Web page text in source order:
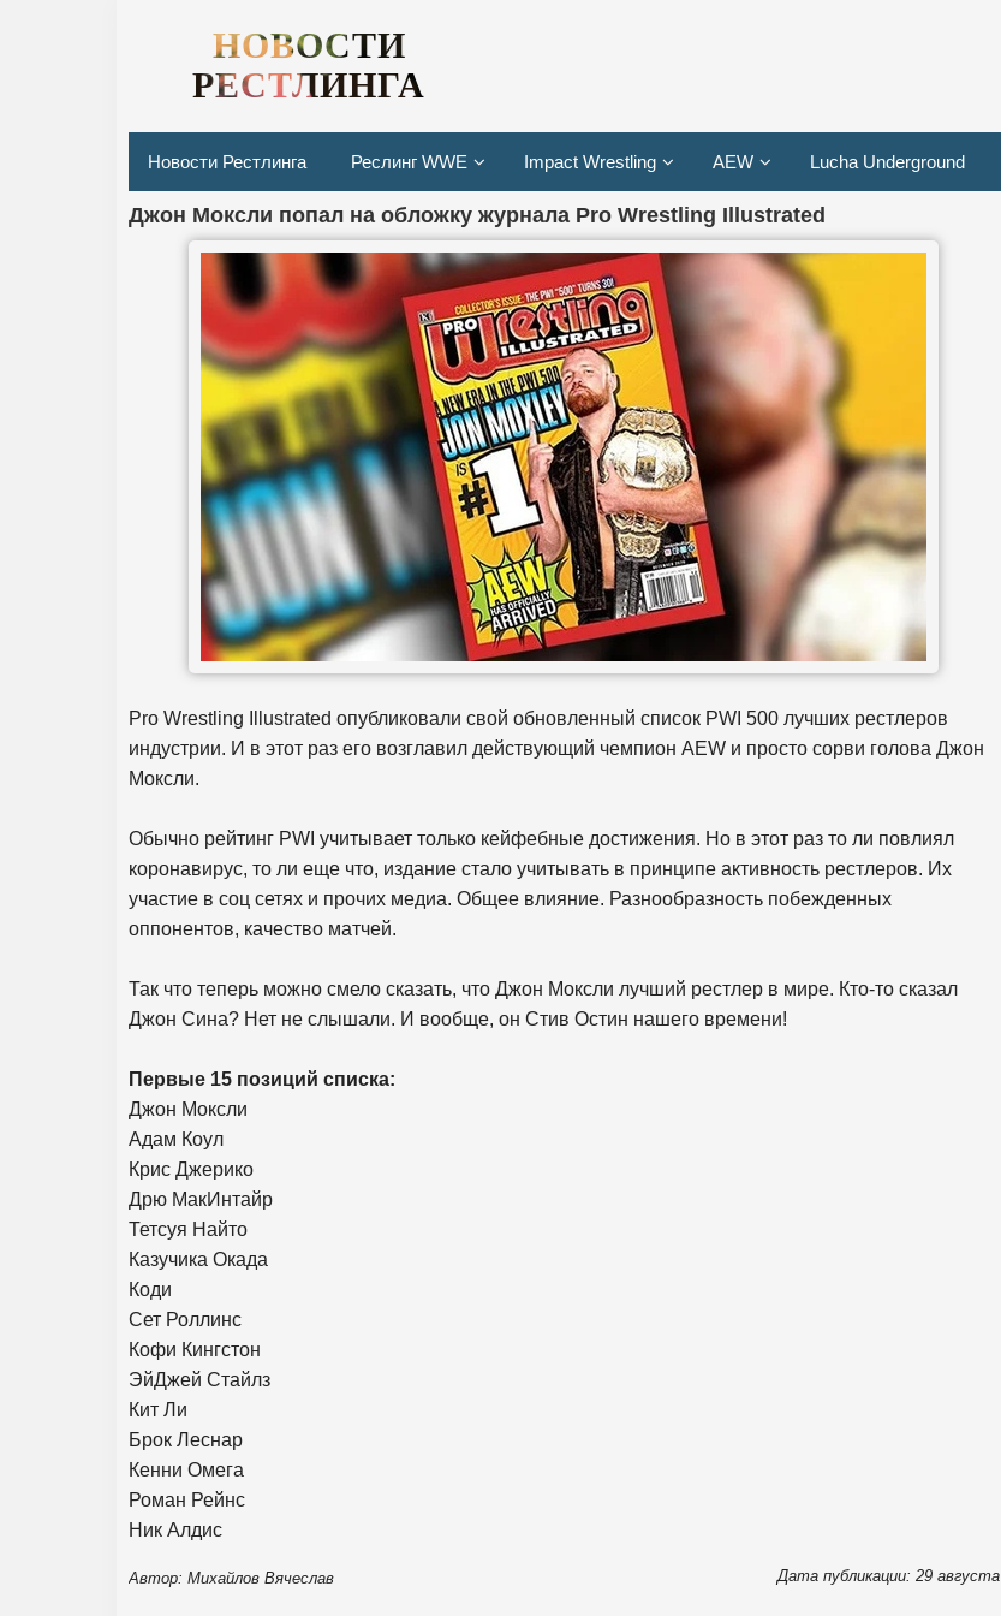
НОВОСТИ
РЕСТЛИНГА
Новости Рестлинга Реслинг WWE Impact Wrestling AEW Lucha Underground
Джон Моксли попал на обложку журнала Pro Wrestling Illustrated
Pro Wrestling Illustrated опубликовали свой обновленный список PWI 500 лучших рестлеров
индустрии. И в этот раз его возглавил действующий чемпион AEW и просто сорви голова Джон
Моксли.
Обычно рейтинг PWI учитывает только кейфебные достижения. Но в этот раз то ли повлиял
коронавирус, то ли еще что, издание стало учитывать в принципе активность рестлеров. Их
участие в соц сетях и прочих медиа. Общее влияние. Разнообразность побежденных
оппонентов, качество матчей.
Так что теперь можно смело сказать, что Джон Моксли лучший рестлер в мире. Кто-то сказал
Джон Сина? Нет не слышали. И вообще, он Стив Остин нашего времени!
Первые 15 позиций списка:
Джон Моксли
Адам Коул
Крис Джерико
Дрю МакИнтайр
Тетсуя Найто
Казучика Окада
Коди
Сет Роллинс
Кофи Кингстон
ЭйДжей Стайлз
Кит Ли
Брок Леснар
Кенни Омега
Роман Рейнс
Ник Алдис
Автор: Михайлов Вячеслав Дата публикации: 29 августа